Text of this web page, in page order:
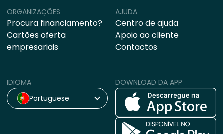
ORGANIZAÇÕES
Procura financiamento?
Cartões oferta
empresariais
AJUDA
Centro de ajuda
Apoio ao cliente
Contactos
IDIOMA
Portuguese
DOWNLOAD DA APP